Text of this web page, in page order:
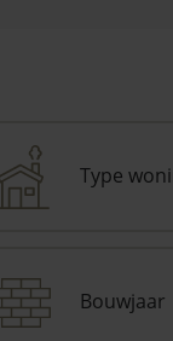
Type
Bouwjaar